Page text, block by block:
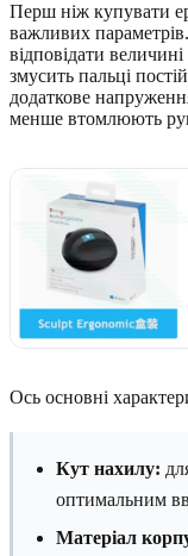
Перш ніж купувати
важливих
відповідати
змусить пальці
додаткове
менше втомлюють
Ось основні
Кут нахилу:
оптимальним
Матеріал